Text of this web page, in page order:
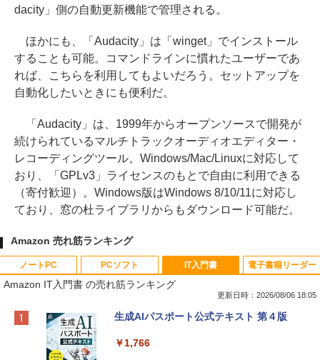
dacity」側の自動更新機能で管理される。
ほかにも、「Audacity」は「winget」でインストール
することも可能。コマンドラインに慣れたユーザーであ
れば、こちらを利用してもよいだろう。セットアップを
自動化したいときにも便利だ。
「Audacity」は、1999年からオープンソースで開発が
続けられているマルチトラックオーディオエディター・
レコーディングツール。Windows/Mac/Linuxに対応して
おり、「GPLv3」ライセンスのもとで自由に利用できる
（寄付歓迎）。Windows版はWindows 8/10/11に対応し
ており、窓の杜ライブラリからもダウンロード可能だ。
Amazon 売れ筋ランキング
ノートPC
Apple 2026 MacBook Neo A18 Proチッ
e Intelligenceのために設計、Liquid Ret
PCソフト
Robloxギフトカード - 800 Robux 【限
インゲームコード】 ロブロックス | オン
IT入門書
Amazon IT入門書 の売れ筋ランキング
更新日時：2026/08/06 18:05
生成AIパスポート公式テキスト 第４版
￥1,766
電子書籍リーダー